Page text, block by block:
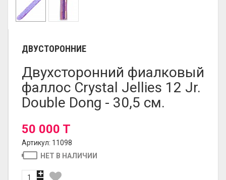
ДВУСТОРОННИЕ
Двухсторонний фиалковый
фаллос Crystal Jellies 12 Jr.
Double Dong - 30,5 см.
50 000 T
Артикул: 11098
НЕТ В НАЛИЧИИ